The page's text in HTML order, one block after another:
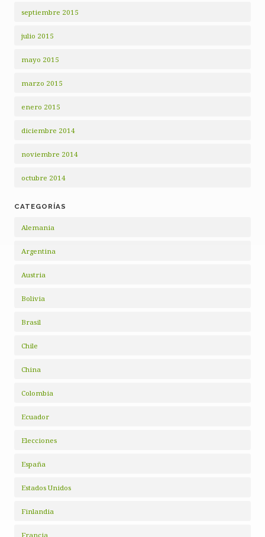
septiembre 2015
julio 2015
mayo 2015
marzo 2015
enero 2015
diciembre 2014
noviembre 2014
octubre 2014
CATEGORÍAS
Alemania
Argentina
Austria
Bolivia
Brasil
Chile
China
Colombia
Ecuador
Elecciones
España
Estados Unidos
Finlandia
Francia